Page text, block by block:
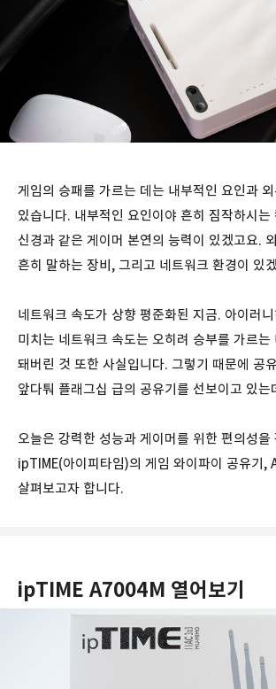
게임의 승패를 가르는 데는 내부적인 요인과 외
있습니다. 내부적인 요인이야 흔히 짐작하시
신경과 같은 게이머 본연의 능력이 있겠고요.
흔히 말하는 장비, 그리고 네트워크 환경이 있
네트워크 속도가 상향 평준화된 지금. 아이러
미치는 네트워크 속도는 오히려 승부를 가르는
돼버린 것 또한 사실입니다. 그렇기 때문에 공
앞다퉈 플래그십 급의 공유기를 선보이고 있는
오늘은 강력한 성능과 게이머를 위한 편의성을
ipTIME(아이피타임)의 게임 와이파이 공유기,
살펴보고자 합니다.
ipTIME A7004M 열어보기